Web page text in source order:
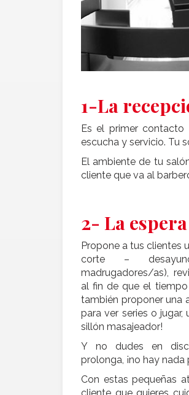
1-La
Es el primer contacto
escucha y servicio. Tu
El ambiente de tu
cliente que va al
2- La espera
Propone a tus clientes
corte –
madrugadores/as),
al fin de que el
también proponer una
para ver series o jugar,
sillón masajeador!
Y no dudes en
prolonga, ¡no hay
Con estas pequeñas